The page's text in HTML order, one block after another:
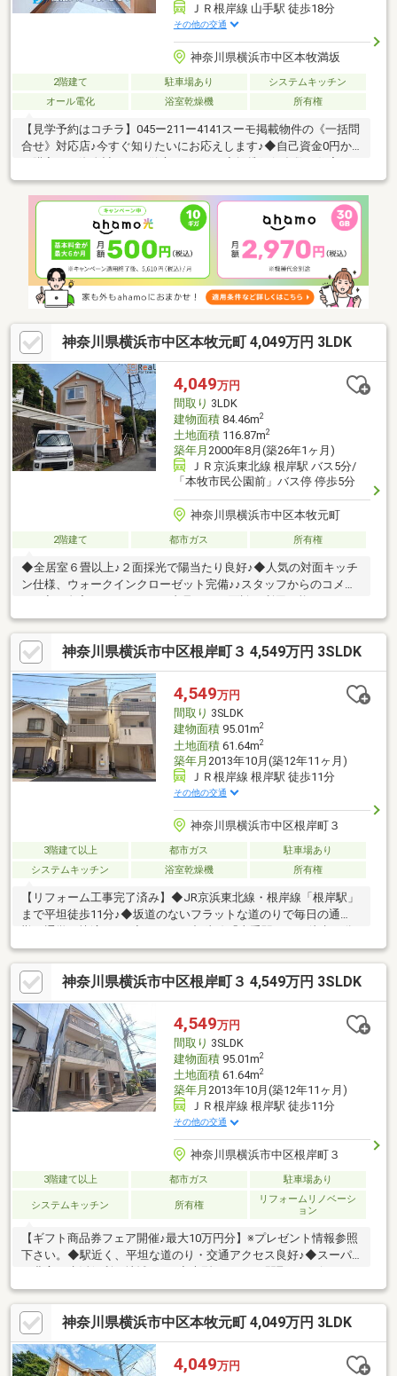
ＪＲ根岸線 山手駅 徒歩18分
その他の交通
神奈川県横浜市中区本牧満坂
2階建て 駐車場あり
システムキッチン
オール電化
浴室乾燥機 所有権
【見学予約はコチラ】045ー211ー4141スーモ掲載物件の《一括問
合せ》対応店♪今すぐ知りたいにお応えします♪◆自己資金0円か
ーンのご相談もおまかせください♪◆ファイナンシャルプランナ
ー相談無料！支払計画もサポート♪◆車でご納得いくまで物件見
学！とことん比較検討♪◆ご自宅まで送迎！移動の心配は不要♪◆
チャイルドシート完備！小さなお子様とご一緒でも安心♪◆平日
やお仕事帰りの見学も歓迎♪◆年中無休！即日対応♪◆ご来店は
【みなとみらい線「日本大通」駅 1分！】アクセス便利♪【ご見
学は「見学」ボタンをクリック】
神奈川県横浜市中区本牧元町 4,049万円 3LDK
4,049万円
間取り 3LDK
建物面積84.46m2
土地面積116.87m2
築年月 2000年8月(築26年1ヶ月)
ＪＲ京浜東北線 根岸駅 バス5分/
「本牧市民公園前」バス停 停歩5分
神奈川県横浜市中区本牧元町
2階建て 都市ガス 所有権
◆全居室６畳以上♪２面採光で陽当たり良好♪◆人気の対面キッチ
ン仕様、ウォークインクローゼット完備♪♪スタッフからのコメン
気軽にお問い合わせください。◇「横浜・川崎」の最新物件はも
ちろん、「住宅ローンにも強い会社」です。◇「桜木町駅１分」
に店舗がございますので、お気軽にご来店下さい。◇お車でご来
社の際は、無料駐車券サービスがご利用できます。◇現地見学を
ご希望のお客様は、ご指定の場所へのお迎えも対応します。
神奈川県横浜市中区根岸町３ 4,549万円 3SLDK
4,549万円
間取り 3SLDK
建物面積95.01m2
土地面積61.64m2
築年月 2013年10月(築12年11ヶ月)
ＪＲ根岸線 根岸駅 徒歩11分
その他の交通
神奈川県横浜市中区根岸町３
3階建て以上 都市ガス
駐車場あり
システムキッチン
浴室乾燥機 所有権
【リフォーム工事完了済み】◆JR京浜東北線・根岸線「根岸駅」
まで平坦徒歩11分♪◆坂道のないフラットな道のりで毎日の通
と、２駅利用できる利便性も魅力のひとつ♪◆間取りは3SLDK
で、サービスルームは洋室としても利用できるため、子育て世代
やテレワーク利用の方にも理想的な空間設計です♪◆前面道路は
9m以上を確保しており、お車の入出庫もゆとりをもって行えます
♪◆閑静な住宅街の中に位置し、近くには根岸森林公園が広が
り、休日は四季折々の自然の中で散策を楽しめます♪◆生まれ変
わった住まいで新しい暮らしをスタートさせませんか♪
神奈川県横浜市中区根岸町３ 4,549万円 3SLDK
4,549万円
間取り 3SLDK
建物面積95.01m2
土地面積61.64m2
築年月 2013年10月(築12年11ヶ月)
ＪＲ根岸線 根岸駅 徒歩11分
その他の交通
神奈川県横浜市中区根岸町３
3階建て以上 都市ガス 駐車場あり
システムキッチン 所有権
リフォームリノベーシ
ョン
【ギフト商品券フェア開催♪最大10万円分】※プレゼント情報参照
下さい。◆駅近く、平坦な道のり・交通アクセス良好♪◆スーパ
ン車庫付き♪◆前面道路広々9.1ｍにつき開放感満載・通風良好♪◆
広々ＬＤＫ15.25帖、日当たり良好・開放感有♪◆寝室7帖ウォーク
インクローゼット付◆納戸5帖有り、全居室収納付き・収納豊富
♪◆ビルトイン車庫付・脇には収納倉庫有り♪◆築浅物件につき最
新設備で綺麗な建物です♪
神奈川県横浜市中区本牧元町 4,049万円 3LDK
4,049万円